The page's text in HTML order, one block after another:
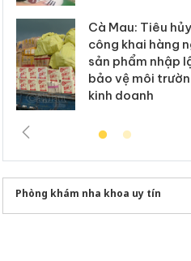
Cà Mau: Tiêu hủy
công khai hàng
sản phẩm nhập
bảo vệ môi
kinh doanh
Phòng khám nha khoa uy tín